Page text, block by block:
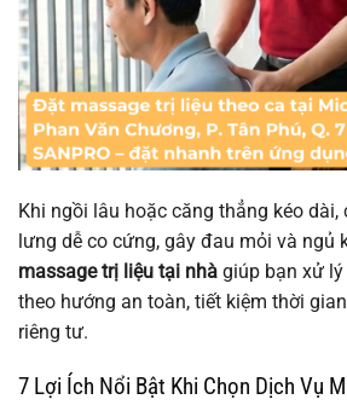
Khi ngồi lâu hoặc căng thẳng kéo
lưng dễ co cứng, gây đau mỏi và ngủ
massage trị liệu tại nhà giúp bạn xử
theo hướng an toàn, tiết kiệm thời
riêng tư.
7 Lợi Ích Nổi Bật Khi Chọn Dịch Vụ